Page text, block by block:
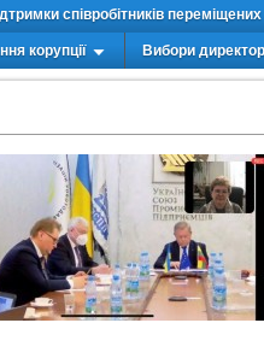
співробітників
корупції Вибори